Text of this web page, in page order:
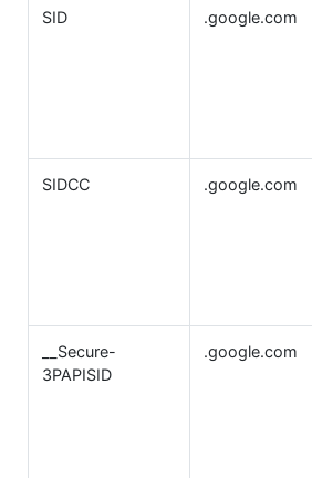
SID .google.com
SIDCC .google.com
__Secure-
3PAPISID
.google.com